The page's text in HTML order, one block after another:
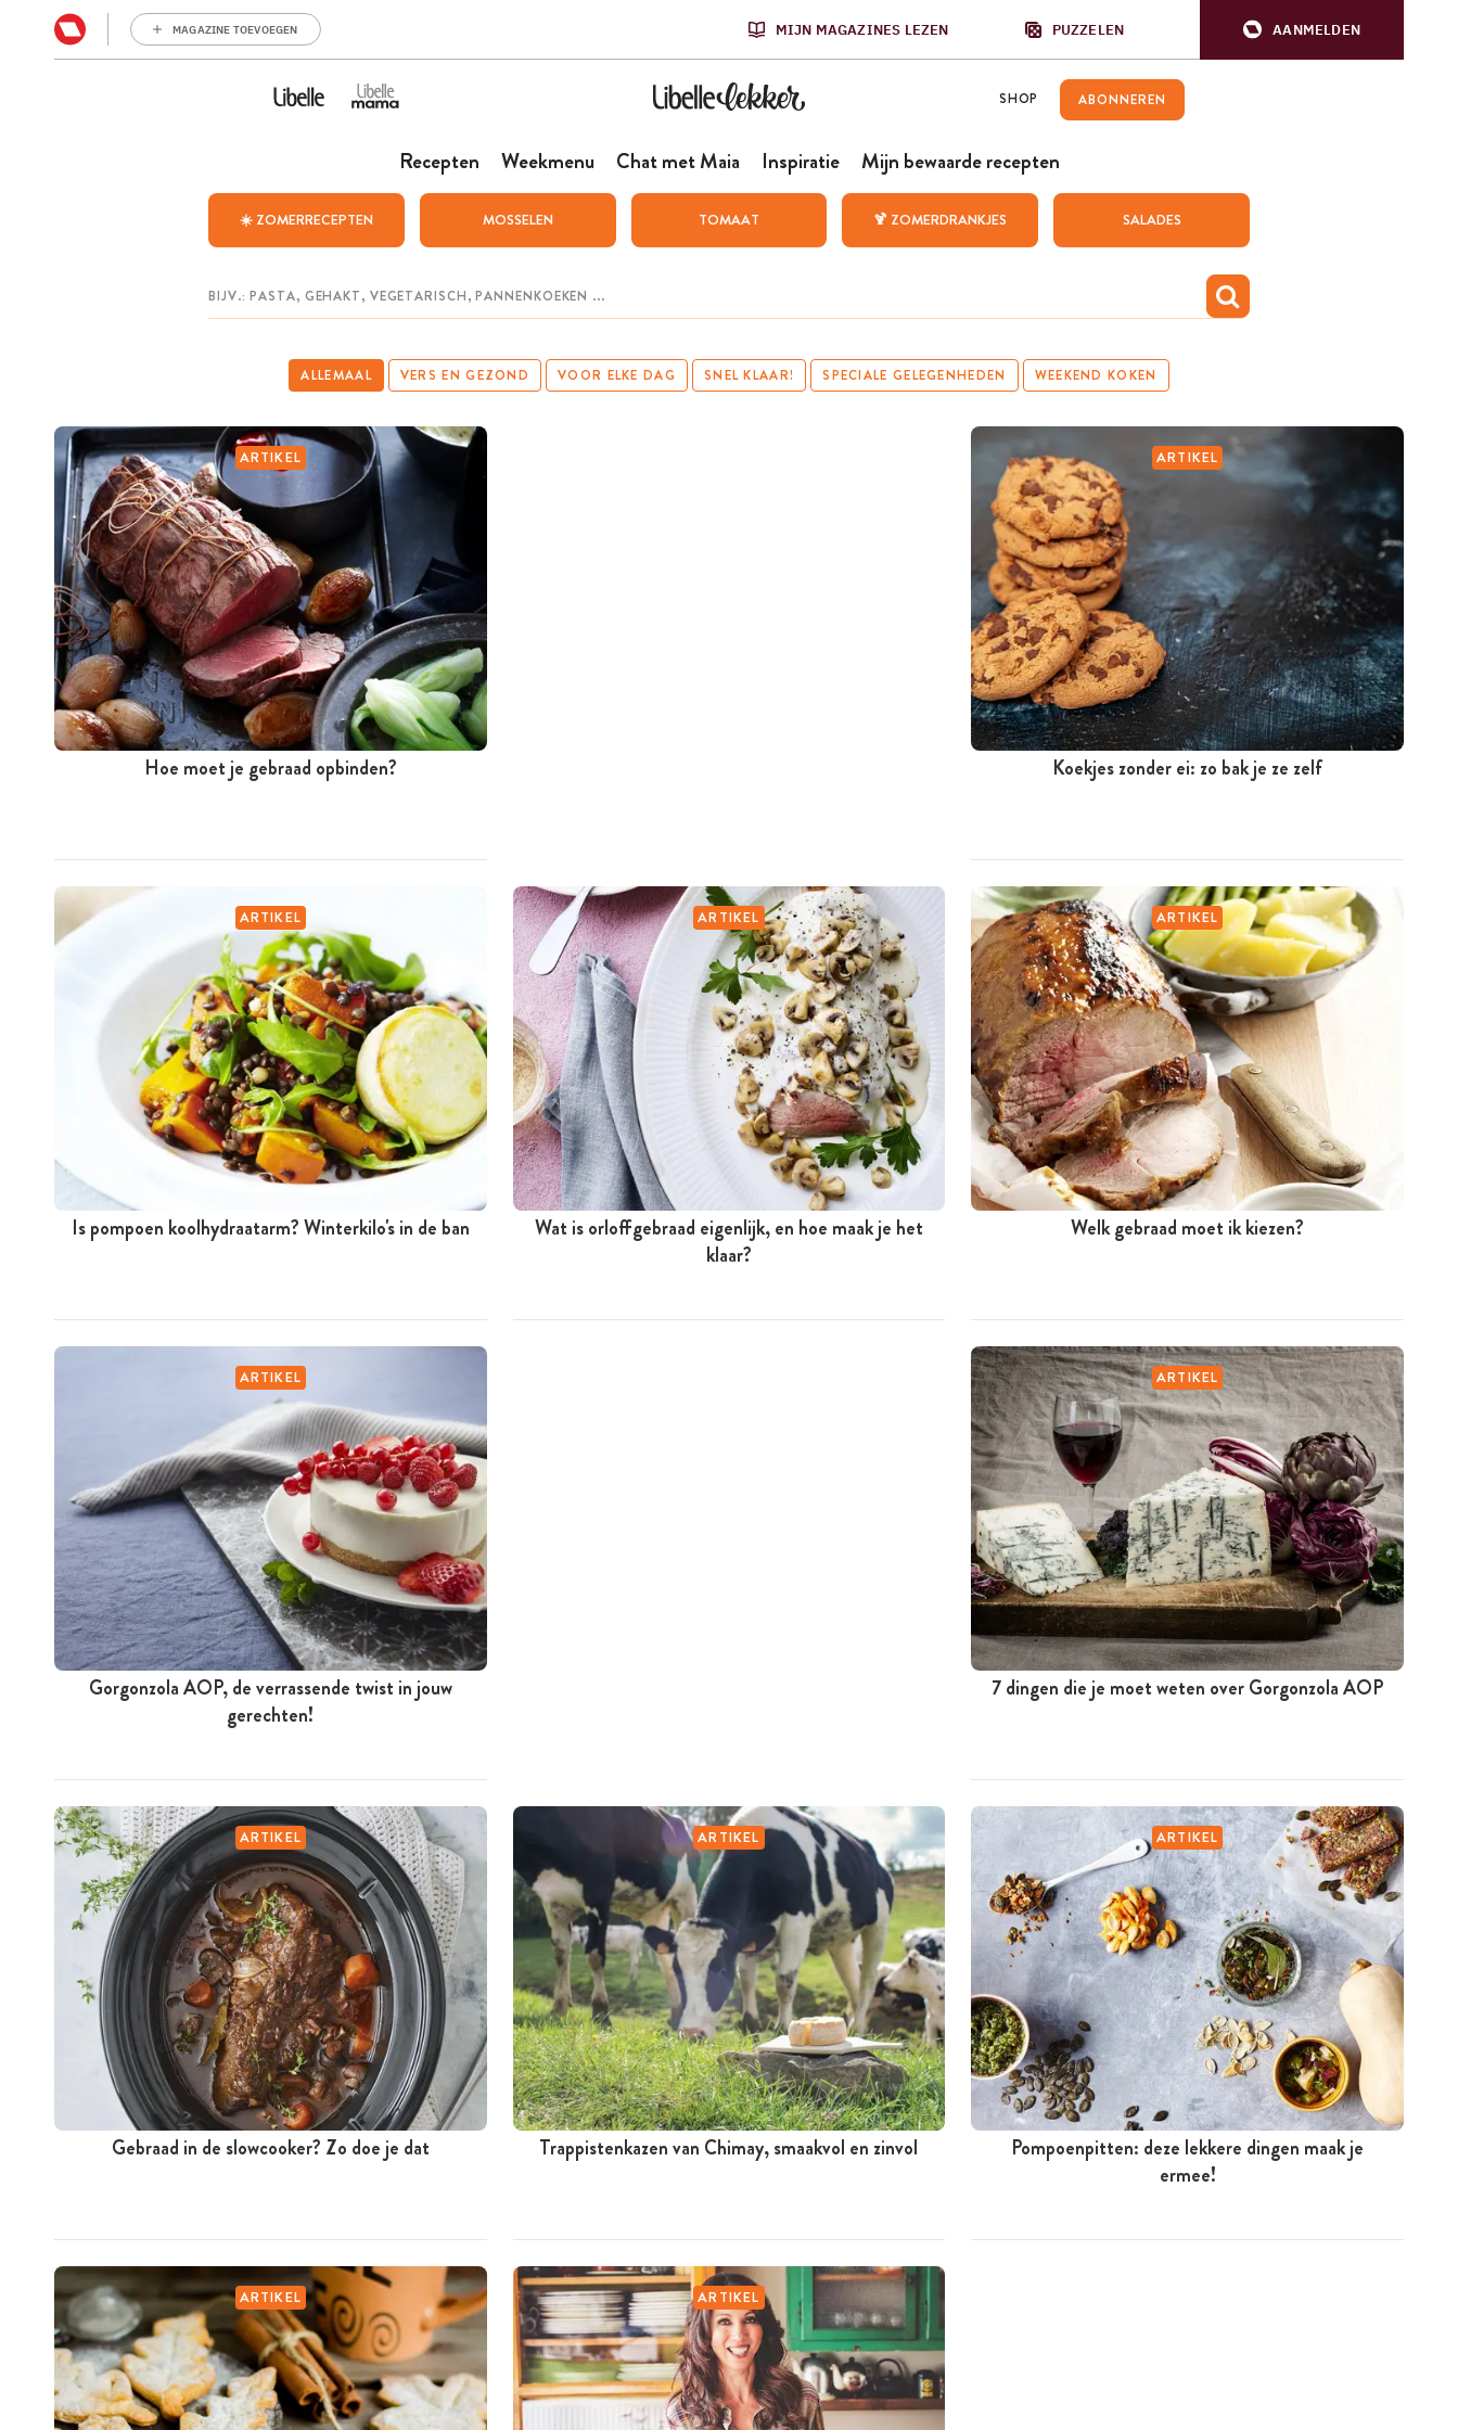
MAGAZINE TOEVOEGEN MIJN MAGAZINES LEZEN PUZZELEN AANMELDEN
SHOP ABONNEREN
Recepten Weekmenu Chat met Maia Inspiratie Mijn bewaarde recepten
☀️ ZOMERRECEPTEN MOSSELEN TOMAAT 🍹 ZOMERDRANKJES SALADES
ALLEMAAL VERS EN GEZOND VOOR ELKE DAG SNEL KLAAR! SPECIALE GELEGENHEDEN WEEKEND KOKEN
ARTIKEL
Hoe moet je gebraad opbinden?
ARTIKEL
Koekjes zonder ei: zo bak je ze zelf
ARTIKEL
Is pompoen koolhydraatarm? Winterkilo's in de ban
ARTIKEL
Wat is orloffgebraad eigenlijk, en hoe maak je het
klaar?
ARTIKEL
Welk gebraad moet ik kiezen?
ARTIKEL
Gorgonzola AOP, de verrassende twist in jouw
gerechten!
ARTIKEL
7 dingen die je moet weten over Gorgonzola AOP
ARTIKEL
Gebraad in de slowcooker? Zo doe je dat
ARTIKEL
Trappistenkazen van Chimay, smaakvol en zinvol
ARTIKEL
Pompoenpitten: deze lekkere dingen maak je
ermee!
ARTIKEL ARTIKEL